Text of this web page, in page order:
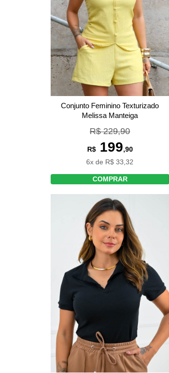
Conjunto Feminino Texturizado
Melissa Manteiga
R$ 229,90
R$199,90
6x de R$ 33,32
COMPRAR